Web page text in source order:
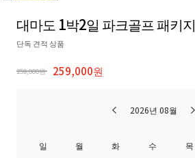
대마도 1박2일 파크골프 패키지
단독 견적 상품
259,000원 259,000원
2026년 08월
일 월 화 수 목